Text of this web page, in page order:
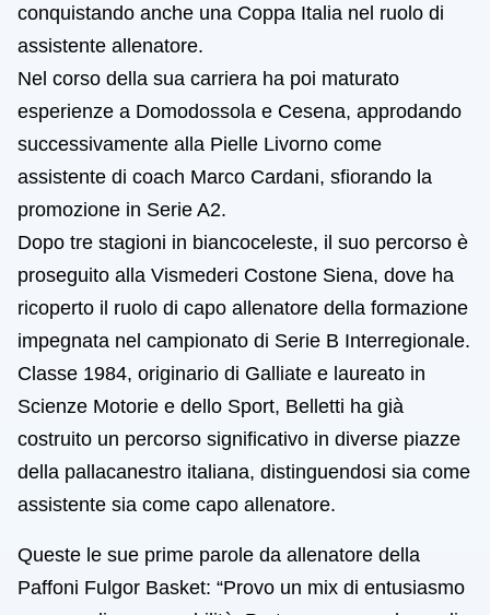
conquistando anche una Coppa Italia nel ruolo di
assistente allenatore.
Nel corso della sua carriera ha poi maturato
esperienze a Domodossola e Cesena, approdando
successivamente alla Pielle Livorno come
assistente di coach Marco Cardani, sfiorando la
promozione in Serie A2.
Dopo tre stagioni in biancoceleste, il suo percorso è
proseguito alla Vismederi Costone Siena, dove ha
ricoperto il ruolo di capo allenatore della formazione
impegnata nel campionato di Serie B Interregionale.
Classe 1984, originario di Galliate e laureato in
Scienze Motorie e dello Sport, Belletti ha già
costruito un percorso significativo in diverse piazze
della pallacanestro italiana, distinguendosi sia come
assistente sia come capo allenatore.
Queste le sue prime parole da allenatore della
Paffoni Fulgor Basket: “Provo un mix di entusiasmo